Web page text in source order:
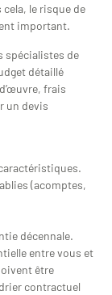
le risque de
important.
spécialistes de
détaillé
frais
un devis
(acomptes,
décennale.
entre vous et
être
contractuel